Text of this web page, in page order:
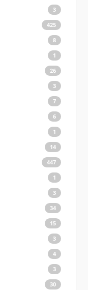
3
425
8
1
26
3
7
6
1
14
447
1
3
34
15
3
4
3
30